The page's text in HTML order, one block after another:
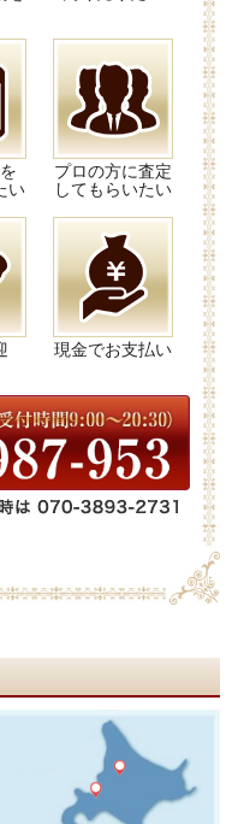
い
プロの方に査定
してもらいたい
現金でお支払い